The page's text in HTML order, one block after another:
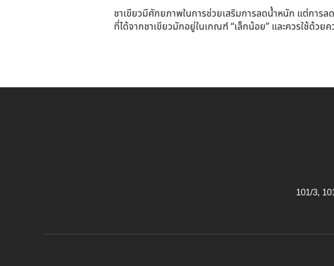
ชาเขียวมีศักยภาพในการช่วยเสริมการลดน้ำหนัก แต่กา
ที่ได้จากชาเขียวมักอยู่ในเกณฑ์ “เล็กน้อย” และควรใช้ด้วย
101/3,